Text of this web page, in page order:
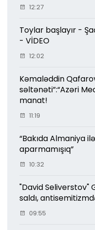
12:27
Toylar başlayır -
- VİDEO
12:02
Kəmaləddin
səltənəti”:“Azəri
manat!
11:19
“Bakıda Almaniya
aparmamışıq”
10:32
"David Seliverstov"
saldı,
09:55